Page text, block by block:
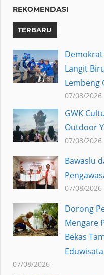
REKOMENDASI
TERBARU
Langit
Lembeng
07/08/2026
GWK
Outdoor
07/08/2026
Bawaslu
07/08/2026
Dorong
Mengare
Bekas
07/08/2026